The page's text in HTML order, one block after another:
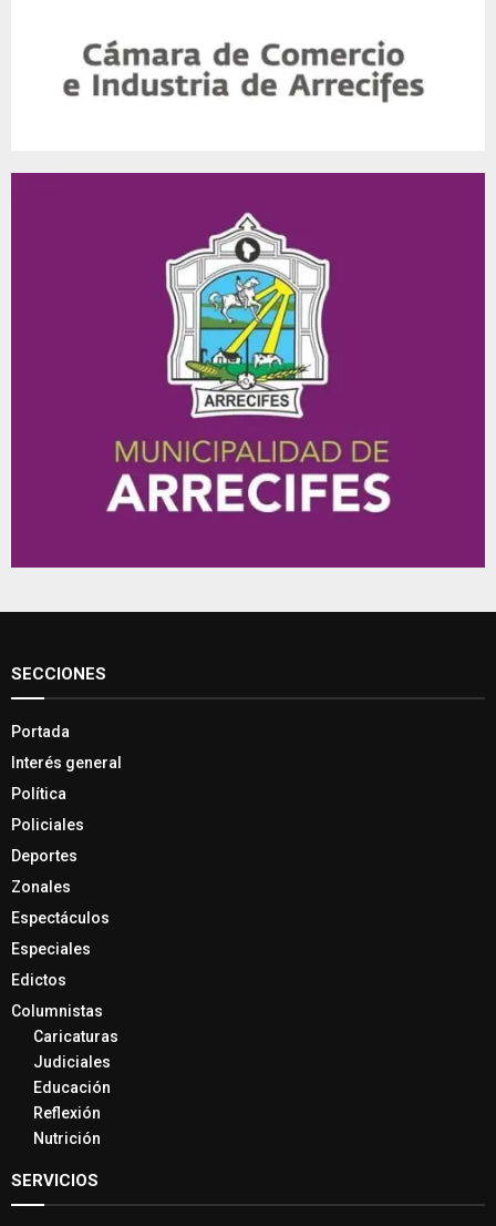
SECCIONES
Portada
Interés general
Política
Policiales
Deportes
Zonales
Espectáculos
Especiales
Edictos
Columnistas
Caricaturas
Judiciales
Educación
Reflexión
Nutrición
SERVICIOS